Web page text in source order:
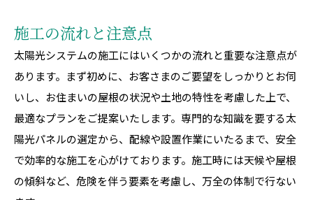
施工の流れと注意点
太陽光システムの施工にはいくつかの流れと重要な注意点が
あります。まず初めに、お客さまのご要望をしっかりとお伺
いし、お住まいの屋根の状況や土地の特性を考慮した上で、
最適なプランをご提案いたします。専門的な知識を要する太
陽光パネルの選定から、配線や設置作業にいたるまで、安全
で効率的な施工を心がけております。施工時には天候や屋根
の傾斜など、危険を伴う要素を考慮し、万全の体制で行ない